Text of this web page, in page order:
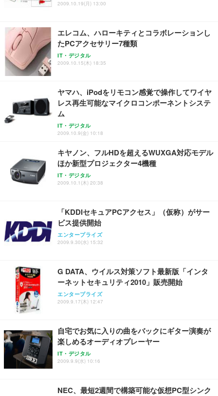
2009.10.19(月) 13:00
エレコム、ハローキティとコラボレーションし
たPCアクセサリー7種類
IT・デジタル
2009.10.15(木) 18:35
ヤマハ、iPodをリモコン感覚で操作してワイヤ
レス再生可能なマイクロコンポーネントシステ
ム
IT・デジタル
2009.10.9(金) 10:18
キヤノン、フルHDを超えるWUXGA対応モデル
ほか新型プロジェクター4機種
IT・デジタル
2009.10.1(木) 20:38
「KDDIセキュアPCアクセス」（仮称）がサー
ビス提供開始
エンタープライズ
2009.9.30(水) 15:32
G DATA、ウイルス対策ソフト最新版「インタ
ーネットセキュリティ2010」販売開始
エンタープライズ
2009.9.17(木) 12:47
自宅でお気に入りの曲をバックにギター演奏が
楽しめるオーディオプレーヤー
IT・デジタル
2009.9.9(水) 10:16
NEC、最短2週間で構築可能な仮想PC型シンク